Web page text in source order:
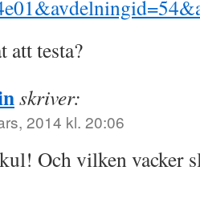
att testa?
skriver:
2014 kl. 20:06
Och vilken vacker